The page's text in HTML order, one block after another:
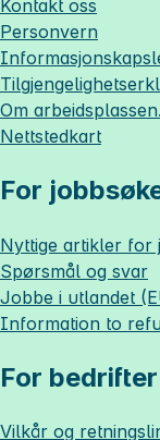
Kontakt oss
Personvern
Om
Nettstedkart
For
Nyttige artikler for
Spørsmål og svar
Jobbe i utlandet
Information to
For bedrifter
Vilkår og